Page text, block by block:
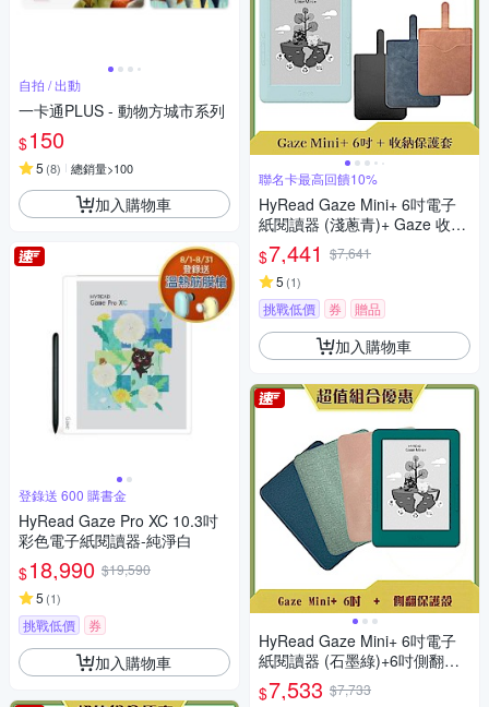
自拍 / 出動
一卡通PLUS - 動物方城市系列
$150
5 (8) 總銷量>100
加入購物車
登錄送 600 購書金
HyRead Gaze Pro XC 10.3吋
彩色電子紙閱讀器-純淨白
$18,990 $19,590
5 (1)
挑戰低價 券
加入購物車
聯名卡最高回饋10%
HyRead Gaze Mini+ 6吋電子
紙閱讀器 (淺蔥青)+ Gaze 收納
保護套 (組合)
$7,441 $7,641
5 (1)
挑戰低價 券 贈品
加入購物車
HyRead Gaze Mini+ 6吋電子
紙閱讀器 (石墨綠)+6吋側翻保
護殼
$7,533 $7,733